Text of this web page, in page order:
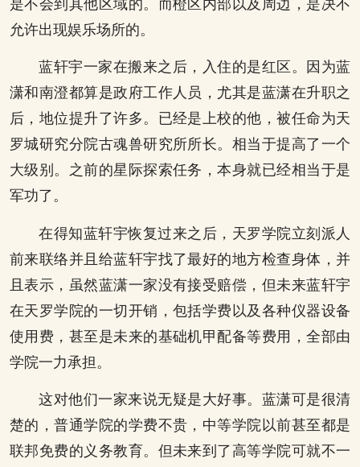
是不会到其他区域的。而橙区内部以及周边，是决不
允许出现娱乐场所的。
蓝轩宇一家在搬来之后，入住的是红区。因为蓝
潇和南澄都算是政府工作人员，尤其是蓝潇在升职之
后，地位提升了许多。已经是上校的他，被任命为天
罗城研究分院古魂兽研究所所长。相当于提高了一个
大级别。之前的星际探索任务，本身就已经相当于是
军功了。
在得知蓝轩宇恢复过来之后，天罗学院立刻派人
前来联络并且给蓝轩宇找了最好的地方检查身体，并
且表示，虽然蓝潇一家没有接受赔偿，但未来蓝轩宇
在天罗学院的一切开销，包括学费以及各种仪器设备
使用费，甚至是未来的基础机甲配备等费用，全部由
学院一力承担。
这对他们一家来说无疑是大好事。蓝潇可是很清
楚的，普通学院的学费不贵，中等学院以前甚至都是
联邦免费的义务教育。但未来到了高等学院可就不一